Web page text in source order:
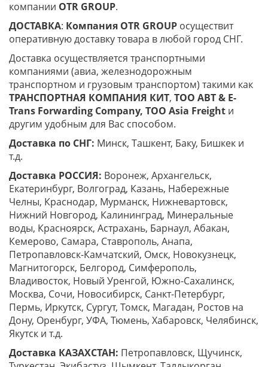
компании OTR GROUP.
ДОСТАВКА: Компания OTR GROUP осуществит
оперативную доставку товара в любой город СНГ.
Доставка осуществляется транспортными
компаниями (авиа, железнодорожным
транспортном и грузовым транспортом) такими как
ТРАНСПОРТНАЯ КОМПАНИЯ КИТ, ТОО ABT & E-
Trans Forwarding Company, ТОО Asia Freight и
другим удобным для Вас способом.
Доставка по СНГ: Минск, Ташкент, Баку, Бишкек и
т.д.
Доставка РОССИЯ: Воронеж, Архангельск,
Екатеринбург, Волгоград, Казань, Набережные
Челны, Краснодар, Мурманск, Нижневартовск,
Нижний Новгород, Калининград, Минеральные
воды, Красноярск, Астрахань, Барнаул, Абакан,
Кемерово, Самара, Ставрополь, Анапа,
Петропавловск-Камчатский, Омск, Новокузнецк,
Магнитогорск, Белгород, Симферополь,
Владивосток, Новый Уренгой, Южно-Сахалинск,
Москва, Сочи, Новосибирск, Санкт-Петербург,
Пермь, Иркутск, Сургут, Томск, Магадан, Ростов на
Дону, Оренбург, УФА, Тюмень, Хабаровск, Челябинск,
Якутск и т.д.
Доставка КАЗАХСТАН: Петропавловск, Щучинск,